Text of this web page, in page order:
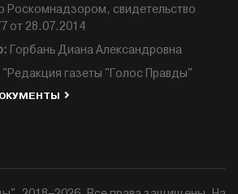
Роскомнадзором, свидетельство
от 28.07.2014
Горбань Диана Александровна
газеты "Голос Правды"